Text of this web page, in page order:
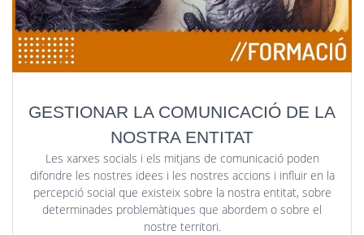
GESTIONAR LA COMUNICACIÓ DE LA
NOSTRA ENTITAT
Les xarxes socials i els mitjans de comunicació poden
difondre les nostres idees i les nostres accions i influir en la
percepció social que existeix sobre la nostra entitat, sobre
determinades problemàtiques que abordem o sobre el
nostre territori.